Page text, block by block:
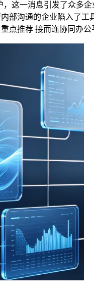
这一消息引发了众多企
部沟通的企业陷入了工
点推荐 接而连协同办公